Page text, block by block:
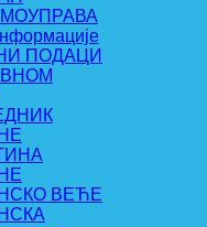
ПОДАЦИ
ВЕЋЕ